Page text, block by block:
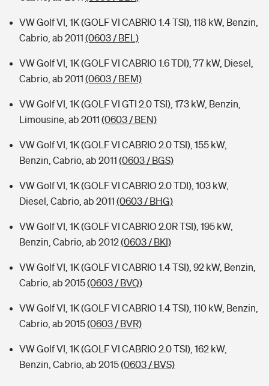
VW Golf VI, 1K (GOLF VI CABRIO 1.4 TSI), 118 kW, Benzin,
Cabrio, ab 2011 (0603 / BEL)
VW Golf VI, 1K (GOLF VI CABRIO 1.6 TDI), 77 kW, Diesel,
Cabrio, ab 2011 (0603 / BEM)
VW Golf VI, 1K (GOLF VI GTI 2.0 TSI), 173 kW, Benzin,
Limousine, ab 2011 (0603 / BEN)
VW Golf VI, 1K (GOLF VI CABRIO 2.0 TSI), 155 kW,
Benzin, Cabrio, ab 2011 (0603 / BGS)
VW Golf VI, 1K (GOLF VI CABRIO 2.0 TDI), 103 kW,
Diesel, Cabrio, ab 2011 (0603 / BHG)
VW Golf VI, 1K (GOLF VI CABRIO 2.0R TSI), 195 kW,
Benzin, Cabrio, ab 2012(0603 / BKI)
VW Golf VI, 1K (GOLF VI CABRIO 1.4 TSI), 92 kW, Benzin,
Cabrio, ab 2015(0603 / BVQ)
VW Golf VI, 1K (GOLF VI CABRIO 1.4 TSI), 110 kW, Benzin,
Cabrio, ab 2015(0603 / BVR)
VW Golf VI, 1K (GOLF VI CABRIO 2.0 TSI), 162 kW,
Benzin, Cabrio, ab 2015(0603 / BVS)